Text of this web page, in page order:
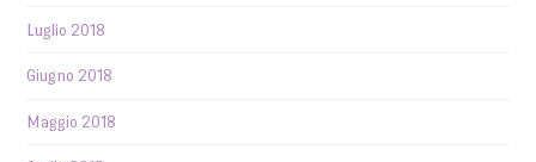
Luglio 2018
Giugno 2018
Maggio 2018